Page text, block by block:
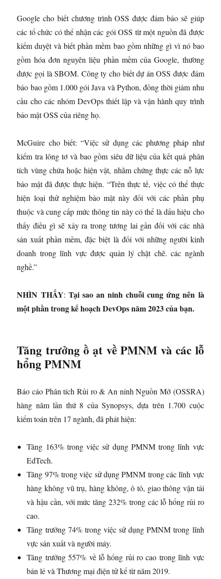
Google cho biết chương trình OSS được đảm bảo sẽ giúp
các tổ chức có thể nhận các gói OSS từ một nguồn đã được
kiểm duyệt và biết phần mềm bao gồm những gì vì nó bao
gồm hóa đơn nguyên liệu phần mềm của Google, thường
được gọi là SBOM. Công ty cho biết dự án OSS được đảm
bảo bao gồm 1.000 gói Java và Python, đồng thời giảm nhu
cầu cho các nhóm DevOps thiết lập và vận hành quy trình
bảo mật OSS của riêng họ.
McGuire cho biết: “Việc sử dụng các phương pháp như
kiểm tra lông tơ và bao gồm siêu dữ liệu của kết quả phân
tích vùng chứa hoặc hiện vật, nhằm chứng thực các nỗ lực
bảo mật đã được thực hiện. “Trên thực tế, việc có thể thực
hiện loại thử nghiệm bảo mật này đối với các phần phụ
thuộc và cung cấp mức thông tin này có thể là dấu hiệu cho
thấy điều gì sẽ xảy ra trong tương lai gần đối với các nhà
sản xuất phần mềm, đặc biệt là đối với những người kinh
doanh trong lĩnh vực được quản lý chặt chẽ. các ngành
nghề.”
NHÌN THẤY: Tại sao an ninh chuỗi cung ứng nên là
một phần trong kế hoạch DevOps năm 2023 của bạn.
Tăng trưởng ồ ạt về PMNM và các lỗ
hổng PMNM
Báo cáo Phân tích Rủi ro & An ninh Nguồn Mở (OSSRA)
hàng năm lần thứ 8 của Synopsys, dựa trên 1.700 cuộc
kiểm toán trên 17 ngành, đã phát hiện:
Tăng 163% trong việc sử dụng PMNM trong lĩnh vực
EdTech.
Tăng 97% trong việc sử dụng PMNM trong các lĩnh vực
hàng không vũ trụ, hàng không, ô tô, giao thông vận tải
và hậu cần, với mức tăng 232% trong các lỗ hổng rủi ro
cao.
Tăng trưởng 74% trong việc sử dụng PMNM trong lĩnh
vực sản xuất và người máy.
Tăng trưởng 557% về lỗ hổng rủi ro cao trong lĩnh vực
bán lẻ và Thương mại điện tử kể từ năm 2019.